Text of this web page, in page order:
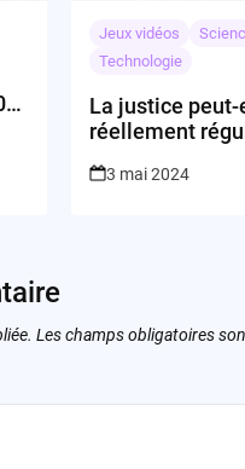
Jeux vidéos
Technologie
La justice peut-
réellement
tech?
3 mai 2024
Les champs obligatoires